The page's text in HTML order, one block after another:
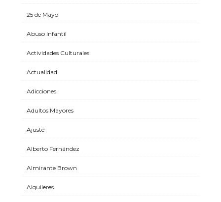
25 de Mayo
Abuso Infantil
Actividades Culturales
Actualidad
Adicciones
Adultos Mayores
Ajuste
Alberto Fernández
Almirante Brown
Alquileres